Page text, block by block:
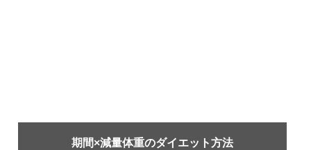
期間×減量体重のダイエット方法